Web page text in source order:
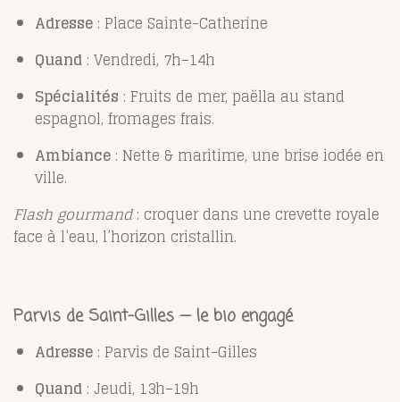
Adresse : Place Sainte-Catherine
Quand : Vendredi, 7h–14h
Spécialités : Fruits de mer, paëlla au stand
espagnol, fromages frais.
Ambiance : Nette & maritime, une brise iodée en
ville.
Flash gourmand: croquer dans une crevette royale
face à l’eau, l’horizon cristallin.
Parvis de Saint-Gilles — le bio engagé
Adresse : Parvis de Saint-Gilles
Quand : Jeudi, 13h–19h